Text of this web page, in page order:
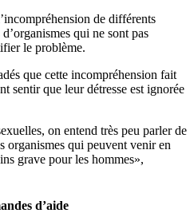
de différents
qui ne sont pas
le problème.
que cette incompréhension fait
sentir que leur détresse est ignorée
on entend très peu parler de
organismes qui peuvent venir en
grave pour les hommes»,
d’aide